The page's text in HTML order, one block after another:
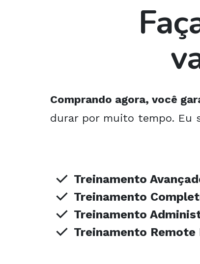
Comprando agora, você
durar por muito tempo. Eu
Treinamento
Treinamento
Treinamento
Treinamento